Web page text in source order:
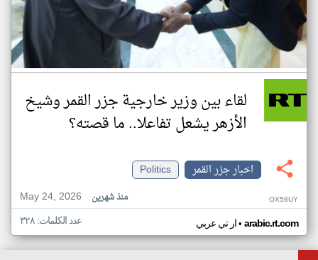
لقاء بين وزير خارجية جزر القمر وشيخ
الأزهر يشعل تفاعلا.. ما قصته؟
اخبار جزر القمر
Politics
May 24, 2026
منذ شهرين OX58UY
ار تي عربي• arabic.rt.com عدد الكلمات: ٣٢٨